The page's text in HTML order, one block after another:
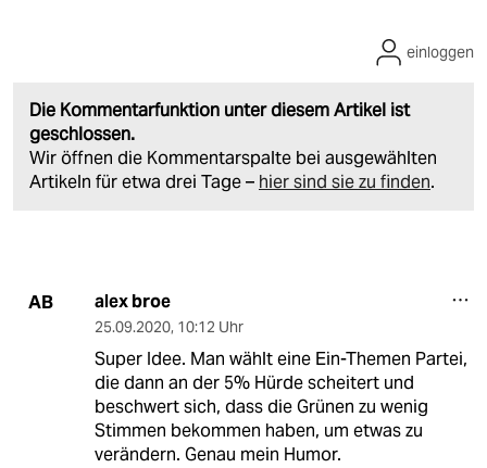
Die Kommentarfunktion unter diesem Artikel ist
geschlossen.
Wir öffnen die Kommentarspalte bei ausgewählten
Artikeln für etwa drei Tage – hier sind sie zu finden.
einloggen
AB alex broe
25.09.2020, 10:12 Uhr
Super Idee. Man wählt eine Ein-Themen Partei,
die dann an der 5% Hürde scheitert und
beschwert sich, dass die Grünen zu wenig
Stimmen bekommen haben, um etwas zu
verändern. Genau mein Humor.